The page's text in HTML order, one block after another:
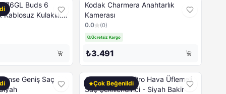
Buds 6
Kablosuz Kulaklık,
Kodak Charmera Anahtarlık
Kamerası
0.0 (0)
Ücretsiz Kargo
₺3.491
Geniş Saç
Çok Beğenildi
Arzum Volume Pro Hava Üflemeli
Saç Şekillendirici - Siyah Bakir